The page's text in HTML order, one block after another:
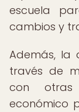
escuela
cambios y
Además, la
través de
con otras
económico